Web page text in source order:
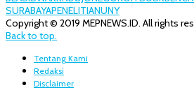
SURABAYAPENELITIANUNY
Copyright © 2019 MEPNEWS.ID. All rights
Back to top.
Tentang Kami
Redaksi
Disclaimer